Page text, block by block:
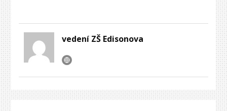
vedení ZŠ Edisonova